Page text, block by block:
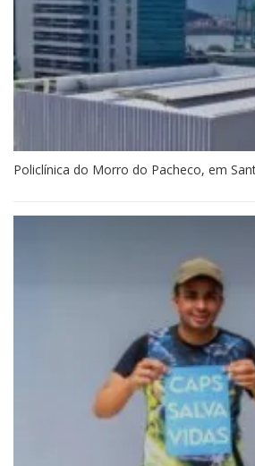
Policlínica do Morro do Pacheco, em